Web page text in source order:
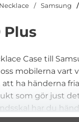
Necklace Samsung
Plus
Case till
mobilerna vart
ha händerna
som gör just
har du